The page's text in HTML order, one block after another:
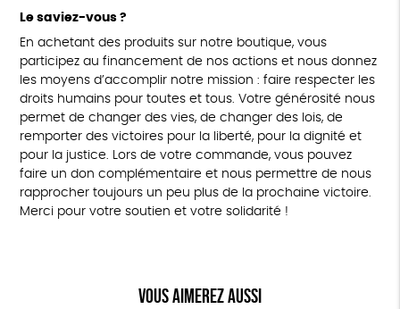
Le saviez-vous ?
En achetant des produits sur notre boutique, vous
participez au financement de nos actions et nous donnez
les moyens d’accomplir notre mission : faire respecter les
droits humains pour toutes et tous. Votre générosité nous
permet de changer des vies, de changer des lois, de
remporter des victoires pour la liberté, pour la dignité et
pour la justice. Lors de votre commande, vous pouvez
faire un don complémentaire et nous permettre de nous
rapprocher toujours un peu plus de la prochaine victoire.
Merci pour votre soutien et votre solidarité !
Vous aimerez aussi